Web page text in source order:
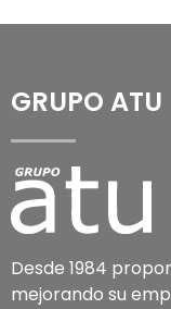
GRUPO ATU
Desde 1984
mejorando su